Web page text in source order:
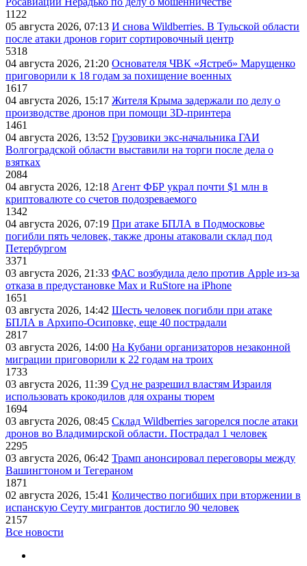
1122
05 августа 2026, 07:13 И снова Wildberries. В Тульской области
после атаки дронов горит сортировочный центр
5318
04 августа 2026, 21:20 Основателя ЧВК «Ястреб» Марущенко
приговорили к 18 годам за похищение военных
1617
04 августа 2026, 15:17 Жителя Крыма задержали по делу о
производстве дронов при помощи 3D‑принтера
1461
04 августа 2026, 13:52 Грузовики экс-начальника ГАИ
Волгоградской области выставили на торги после дела о
взятках
2084
04 августа 2026, 12:18 Агент ФБР украл почти $1 млн в
криптовалюте со счетов подозреваемого
1342
04 августа 2026, 07:19 При атаке БПЛА в Подмосковье
погибли пять человек, также дроны атаковали склад под
Петербургом
3371
03 августа 2026, 21:33 ФАС возбудила дело против Apple из-за
отказа в предустановке Max и RuStore на iPhone
1651
03 августа 2026, 14:42 Шесть человек погибли при атаке
БПЛА в Архипо-Осиповке, еще 40 пострадали
2817
03 августа 2026, 14:00 На Кубани организаторов незаконной
миграции приговорили к 22 годам на троих
1733
03 августа 2026, 11:39 Суд не разрешил властям Израиля
использовать крокодилов для охраны тюрем
1694
03 августа 2026, 08:45 Склад Wildberries загорелся после атаки
дронов во Владимирской области. Пострадал 1 человек
2295
03 августа 2026, 06:42 Трамп анонсировал переговоры между
Вашингтоном и Тегераном
1871
02 августа 2026, 15:41 Количество погибших при вторжении в
испанскую Сеуту мигрантов достигло 90 человек
2157
Все новости